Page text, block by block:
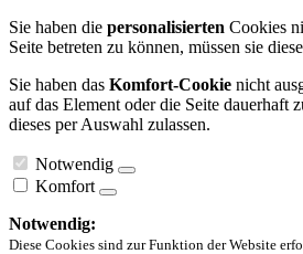
Sie haben die personalisierten Cookies
Seite betreten zu können, müssen sie
Sie haben das Komfort-Cookie nicht
auf das Element oder die Seite dauerhaft
dieses per Auswahl zulassen.
Notwendig
Komfort
Notwendig:
Diese Cookies sind zur Funktion der Website